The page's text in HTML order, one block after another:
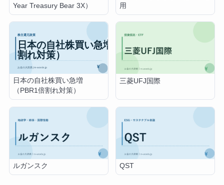
Year Treasury Bear 3X）
用
日本の自社株買い急増
（PBR1倍割れ対策）
三菱UFJ国際
ルガンスク QST